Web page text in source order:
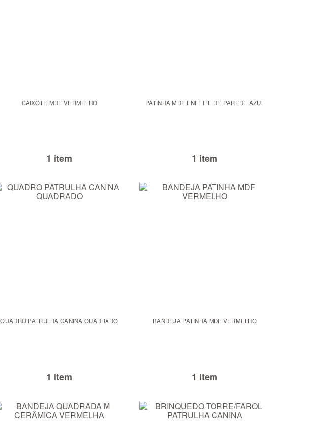
CAIXOTE MDF VERMELHO
1 item
PATINHA MDF ENFEITE DE PAREDE AZUL
1 item
QUADRO PATRULHA CANINA QUADRADO
1 item
BANDEJA PATINHA MDF VERMELHO
1 item